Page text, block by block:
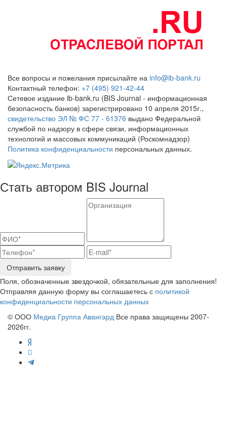
Все вопросы и пожелания присылайте на info@ib-bank.ru
Контактный телефон: +7 (495) 921-42-44
Сетевое издание ib-bank.ru (BIS Journal - информационная
безопасность банков) зарегистрировано 10 апреля 2015г.,
свидетельство ЭЛ № ФС 77 - 61376 выдано Федеральной
службой по надзору в сфере связи, информационных
технологий и массовых коммуникаций (Роскомнадзор)
Политика конфиденциальности персональных данных.
Стать автором BIS Journal
Отправить заявку
Поля, обозначенные звездочкой, обязательные для заполнения!
Отправляя данную форму вы соглашаетесь с политикой
конфиденциальности персональных данных
© ООО Медиа Группа Авангард Все права защищены 2007-
2026гг.